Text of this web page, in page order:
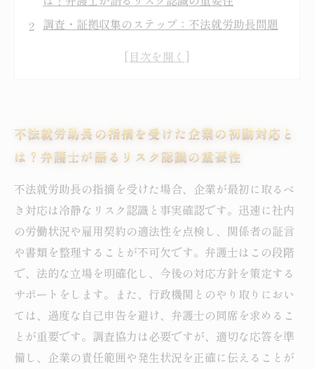
調査・証拠収集のステップ：不法就労助長問題
を最小化する戦略とは
不法就労助長指摘からの企業再建ストーリー：
弁護士と共に進む安心経営への道
不法就労助長問題に直面した際に知っておくべ
き法的対応の基本
弁護士が教える、不法就労助長疑いを受けた時
の冷静な対応法と実践アドバイス
不法就労助長の指摘を受けた企業の初動対応と
は？弁護士が語るリスク認識の重要性
不法就労助長の指摘を受けた場合、企業が最初に取るべ
き対応は冷静なリスク認識と事実確認です。迅速に社内
の労働状況や雇用契約の適法性を点検し、関係者の証言
や書類を整理することが不可欠です。弁護士はこの段階
で、法的な立場を明確化し、今後の対応方針を策定する
サポートをします。また、行政機関とのやり取りにおい
ては、過度な自己申告を避け、弁護士の同席を求めるこ
とが重要です。調査協力は必要ですが、適切な応答を準
備し、企業の責任範囲や発生状況を正確に伝えることが